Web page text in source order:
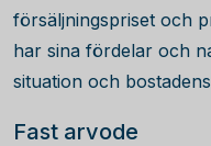
försäljningspriset och
har sina fördelar och
situation och
Fast arvode